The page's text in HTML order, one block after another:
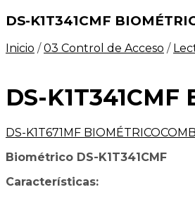
DS-K1T341CMF
Inicio / 03 Control de Acceso /
DS-K1T341CMF
DS-K1T671MF BIOMÉTRICO
Biométrico DS-K1T341CMF
Características: